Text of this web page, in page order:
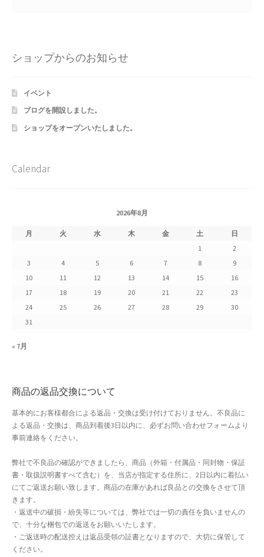
Elementor #5106
Shipment Tracking
お中元ギフト特集
お歳暮特集
お気に入りリスト
ご利用ガイド
ご利用規約
よくある質問
カート
カート
ギフト特集
クイック注文フォーム
クリスマス特集
ショップからのお知らせ
イベント
ブログを開設しました。
ショップをオープンいたしました。
Calendar
2026年8月
月 火 水 木 金 土
日
1
2
3
4 5 6 7 8
9
10
11 12 13 14 15
16
17
18 19 20 21 22
23
24
25 26 27 28 29
30
31
« 7月
商品の返品交換について
基本的にお客様都合による返品・交換は受け付けておりません。不良品に
よる返品・交換は、商品到着後3日以内に、必ずお問い合わせフォームより
事前連絡をください。
弊社で不良品の確認ができましたら、商品（外箱・付属品・同封物・保証
書・取扱説明書すべて含む）を、当店が指定する住所に、2日以内に着払い
にてご返送お願い致します。商品の在庫があれば良品との交換をさせて頂
きます。
・返送中の破損・紛失等については、弊社では一切の責任を負いませんの
で、十分な梱包での返送をお願いいたします。
・ご返送時の配送控えは返品受領の証書となりますので、大切に保管して
ください。